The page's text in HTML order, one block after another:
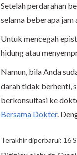
Setelah perdarahan
selama beberapa
Untuk mencegah
hidung atau
Namun, bila Anda
darah tidak berhenti,
berkonsultasi ke
Bersama Dokter.
Terakhir diperbarui: 16